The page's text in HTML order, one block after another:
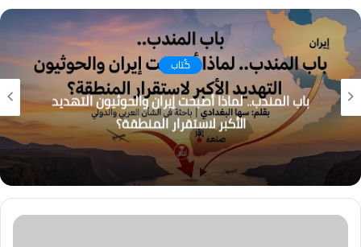
كُتاب
باب المندب.. لماذا أصبحت إيران والحوثيون التهديد
الأكبر لاستقرار المنطقة؟